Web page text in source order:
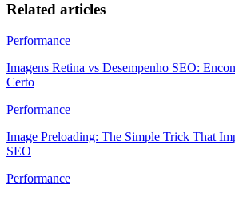
Related articles
Performance
Imagens Retina vs Desempenho SEO:
Certo
Performance
Image Preloading: The Simple Trick That
SEO
Performance